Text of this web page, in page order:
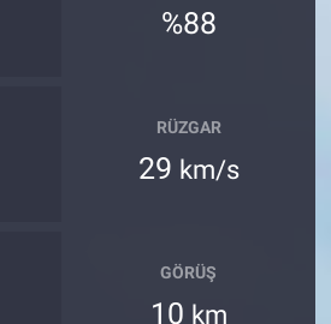
%88
RÜZGAR
29 km/s
GÖRÜŞ
10 km